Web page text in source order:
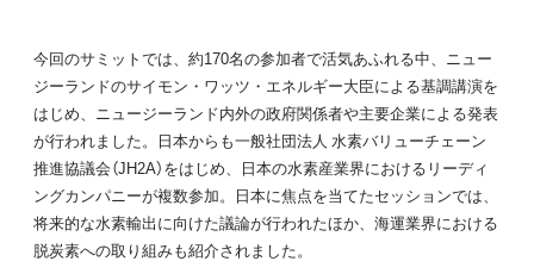
今回のサミットでは、約170名の参加者で活気あふれる中、ニュー
ジーランドのサイモン・ワッツ・エネルギー大臣による基調講演を
はじめ、ニュージーランド内外の政府関係者や主要企業による発表
が行われました。日本からも一般社団法人 水素バリューチェーン
推進協議会（JH2A）をはじめ、日本の水素産業界におけるリーディ
ングカンパニーが複数参加。日本に焦点を当てたセッションでは、
将来的な水素輸出に向けた議論が行われたほか、海運業界における
脱炭素への取り組みも紹介されました。